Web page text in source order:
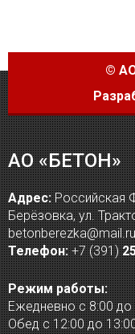
©
АО «БЕТОН»
Адрес:Российская
Берёзовка, ул.
betonberezka@mail.ru
Телефон: +7 (391)
Режим работы:
Ежедневно с 8:00 до
Обед с 12:00 до